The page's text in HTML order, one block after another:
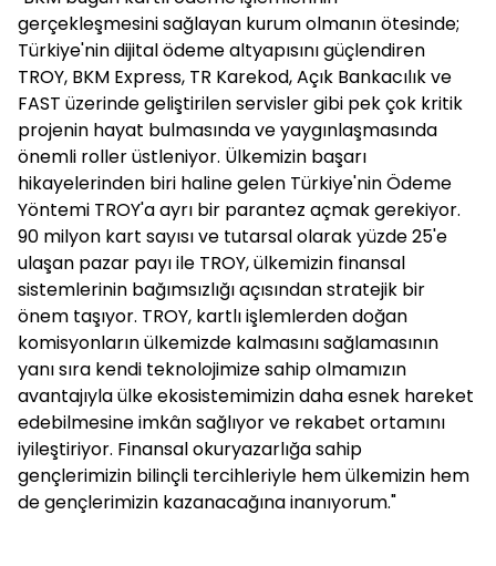
gerçekleşmesini sağlayan kurum olmanın ötesinde;
Türkiye'nin dijital ödeme altyapısını güçlendiren
TROY, BKM Express, TR Karekod, Açık Bankacılık ve
FAST üzerinde geliştirilen servisler gibi pek çok kritik
projenin hayat bulmasında ve yaygınlaşmasında
önemli roller üstleniyor. Ülkemizin başarı
hikayelerinden biri haline gelen Türkiye'nin Ödeme
Yöntemi TROY'a ayrı bir parantez açmak gerekiyor.
90 milyon kart sayısı ve tutarsal olarak yüzde 25'e
ulaşan pazar payı ile TROY, ülkemizin finansal
sistemlerinin bağımsızlığı açısından stratejik bir
önem taşıyor. TROY, kartlı işlemlerden doğan
komisyonların ülkemizde kalmasını sağlamasının
yanı sıra kendi teknolojimize sahip olmamızın
avantajıyla ülke ekosistemimizin daha esnek hareket
edebilmesine imkân sağlıyor ve rekabet ortamını
iyileştiriyor. Finansal okuryazarlığa sahip
gençlerimizin bilinçli tercihleriyle hem ülkemizin hem
de gençlerimizin kazanacağına inanıyorum."